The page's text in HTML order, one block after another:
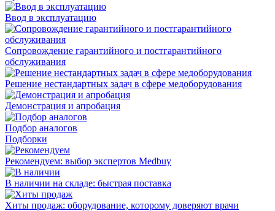
Ввод в эксплуатацию
Сопровождение гарантийного и постгарантийного
обслуживания
Решение нестандартных задач в сфере медоборудования
Демонстрация и апробация
Подбор аналогов
Подборки
Рекомендуем: выбор экспертов Medbuy
В наличии на складе: быстрая поставка
Хиты продаж: оборудование, которому доверяют врачи